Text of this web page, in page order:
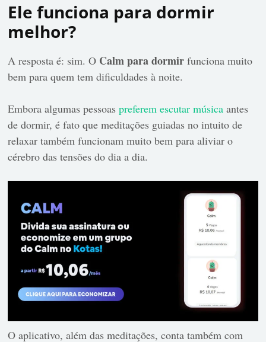
Ele funciona para dormir
melhor?
A resposta é: sim. O Calm para dormir funciona muito
bem para quem tem dificuldades à noite.
Embora algumas pessoaspreferem escutar música antes
de dormir, é fato que meditações guiadas no intuito de
relaxar também funcionam muito bem para aliviar o
cérebro das tensões do dia a dia.
O aplicativo, além das meditações, conta também com